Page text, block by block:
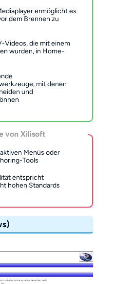
ermöglicht es
dem Brennen zu
Videos, die mit einem
wurden, in Home-
mit denen
und
von Xilisoft
Menüs oder
Tools
entspricht
hohen Standards